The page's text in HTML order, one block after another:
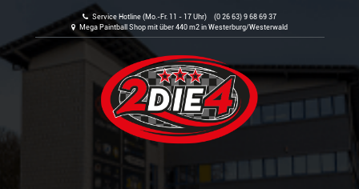
Service Hotline (Mo.-Fr. 11 - 17 Uhr) (0 26 63) 9 68 69 37
Mega Paintball Shop mit über 440 m2 in Westerburg/Westerwald